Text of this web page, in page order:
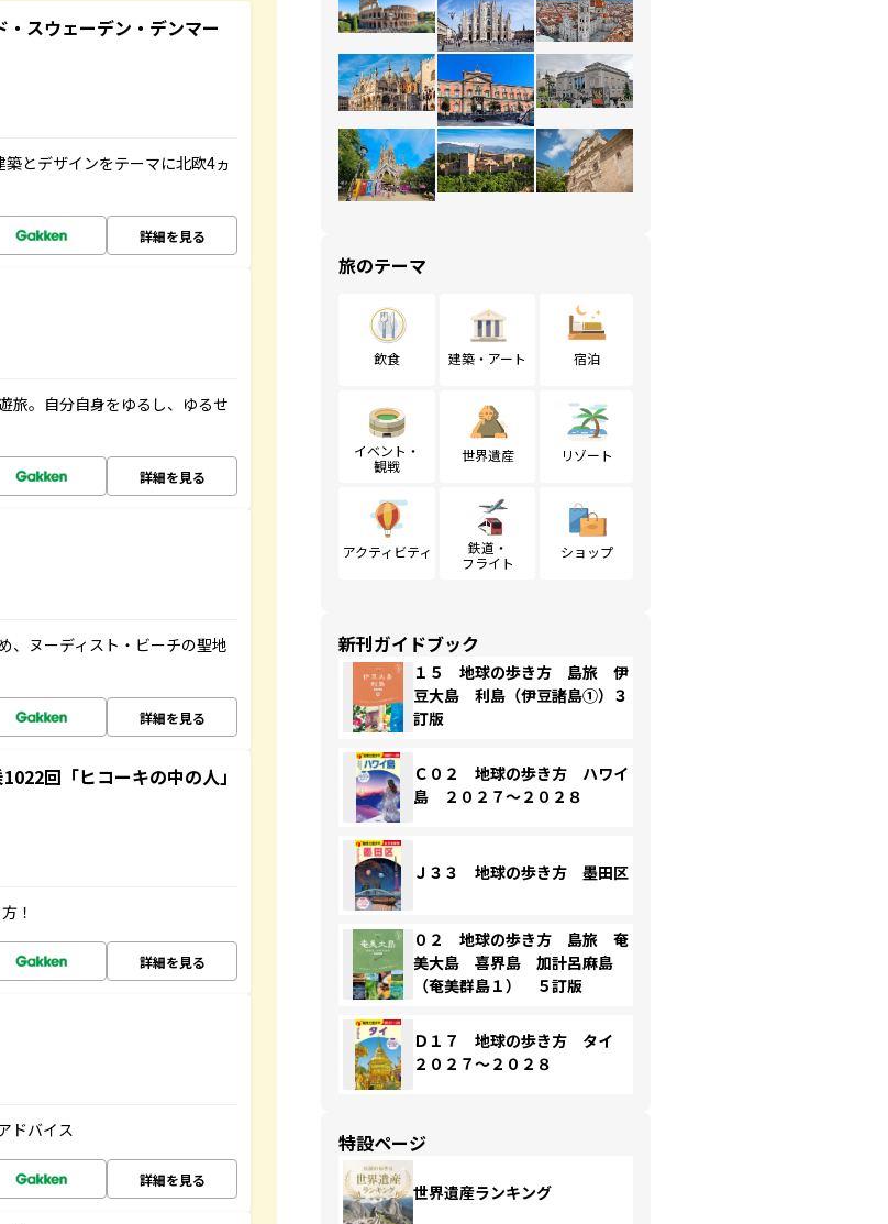
スウェーデン・デンマー
とデザインをテーマに北欧4ヵ
詳細を見る
旅。自分自身をゆるし、ゆるせ
詳細を見る
、ヌーディスト・ビーチの聖地
詳細を見る
回「ヒコーキの中の人」
！
詳細を見る
ドバイス
詳細を見る
旅のテーマ
飲食 建築・アート 宿泊
イベント・
観戦
世界遺産 リゾート
アクティビティ
鉄道・
フライト
ショップ
新刊ガイドブック
１５ 地球の歩き方 島旅 伊
豆大島 利島（伊豆諸島①）３
訂版
Ｃ０２ 地球の歩き方 ハワイ
島 ２０２７～２０２８
Ｊ３３ 地球の歩き方 墨田区
０２ 地球の歩き方 島旅 奄
美大島 喜界島 加計呂麻島
（奄美群島１） ５訂版
Ｄ１７ 地球の歩き方 タイ
２０２７～２０２８
特設ページ
世界遺産ランキング